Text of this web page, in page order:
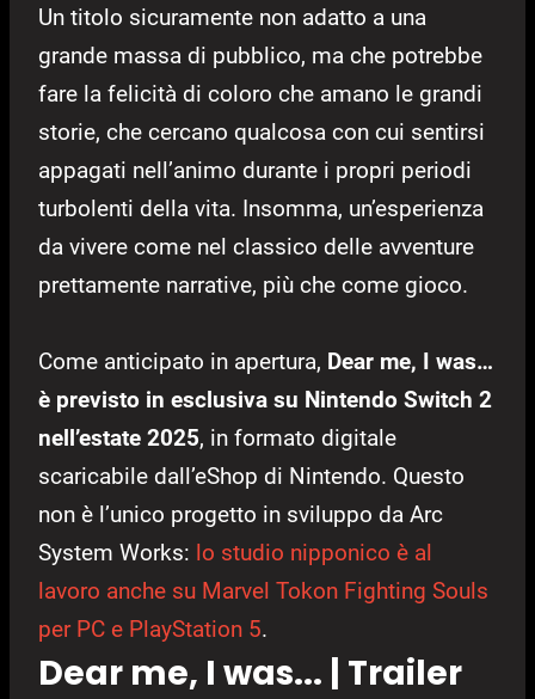
Un titolo sicuramente non adatto a una
grande massa di pubblico, ma che potrebbe
fare la felicità di coloro che amano le grandi
storie, che cercano qualcosa con cui sentirsi
appagati nell’animo durante i propri periodi
turbolenti della vita. Insomma, un’esperienza
da vivere come nel classico delle avventure
prettamente narrative, più che come gioco.
Come anticipato in apertura, Dear me, I was…
è previsto in esclusiva su Nintendo Switch 2
nell’estate 2025, in formato digitale
scaricabile dall’eShop di Nintendo. Questo
non è l’unico progetto in sviluppo da Arc
System Works: lo studio nipponico è al
lavoro anche su Marvel Tokon Fighting Souls
per PC e PlayStation 5.
Dear me, I was... | Trailer